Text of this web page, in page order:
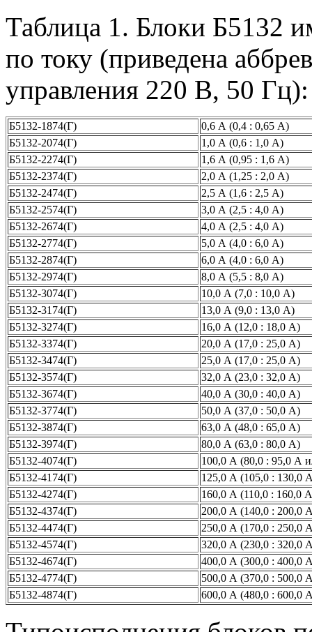
Таблица 1. Блоки Б5132
по току (приведена
управления 220 В, 50 Гц):
Б5132-1874(Г)
0,6 А (0,4 : 0,65 А)
Б5132-2074(Г)
1,0 А (0,6 : 1,0 А)
Б5132-2274(Г)
1,6 А (0,95 : 1,6 А)
Б5132-2374(Г)
2,0 А (1,25 : 2,0 А)
Б5132-2474(Г)
2,5 А (1,6 : 2,5 А)
Б5132-2574(Г)
3,0 А (2,5 : 4,0 А)
Б5132-2674(Г)
4,0 А (2,5 : 4,0 А)
Б5132-2774(Г)
5,0 А (4,0 : 6,0 А)
Б5132-2874(Г)
6,0 А (4,0 : 6,0 А)
Б5132-2974(Г)
8,0 А (5,5 : 8,0 А)
Б5132-3074(Г)
10,0 А (7,0 : 10,0 А)
Б5132-3174(Г)
13,0 А (9,0 : 13,0 А)
Б5132-3274(Г)
16,0 А (12,0 : 18,0 А)
Б5132-3374(Г)
20,0 А (17,0 : 25,0 А)
Б5132-3474(Г)
25,0 А (17,0 : 25,0 А)
Б5132-3574(Г)
32,0 А (23,0 : 32,0 А)
Б5132-3674(Г)
40,0 А (30,0 : 40,0 А)
Б5132-3774(Г)
50,0 А (37,0 : 50,0 А)
Б5132-3874(Г)
63,0 А (48,0 : 65,0 А)
Б5132-3974(Г)
80,0 А (63,0 : 80,0 А)
Б5132-4074(Г)
100,0 А (80,0 : 95,0 А
Б5132-4174(Г)
125,0 А (105,0 : 130,0
Б5132-4274(Г)
160,0 А (110,0 : 160,0
Б5132-4374(Г)
200,0 А (140,0 : 200,0
Б5132-4474(Г)
250,0 А (170,0 : 250,0
Б5132-4574(Г)
320,0 А (230,0 : 320,0
Б5132-4674(Г)
400,0 А (300,0 : 400,0
Б5132-4774(Г)
500,0 А (370,0 : 500,0
Б5132-4874(Г)
600,0 А (480,0 : 600,0